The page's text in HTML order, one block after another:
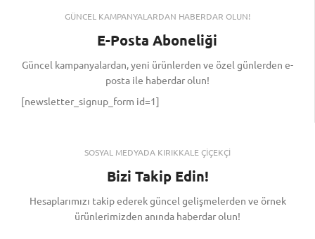
GÜNCEL KAMPANYALARDAN HABERDAR OLUN!
E-Posta Aboneliği
Güncel kampanyalardan, yeni ürünlerden ve özel günlerden e-
posta ile haberdar olun!
[newsletter_signup_form id=1]
SOSYAL MEDYADA KIRIKKALE ÇİÇEKÇİ
Bizi Takip Edin!
Hesaplarımızı takip ederek güncel gelişmelerden ve örnek
ürünlerimizden anında haberdar olun!